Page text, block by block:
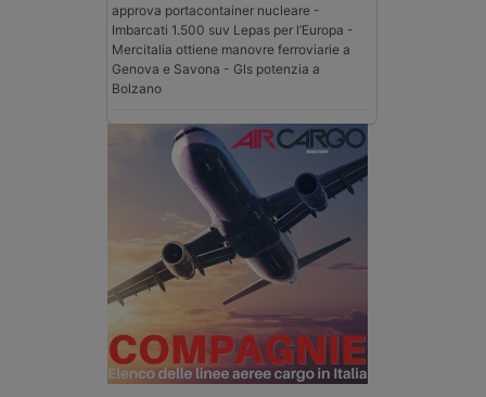
approva portacontainer nucleare -
Imbarcati 1.500 suv Lepas per l’Europa -
Mercitalia ottiene manovre ferroviarie a
Genova e Savona - Gls potenzia a
Bolzano